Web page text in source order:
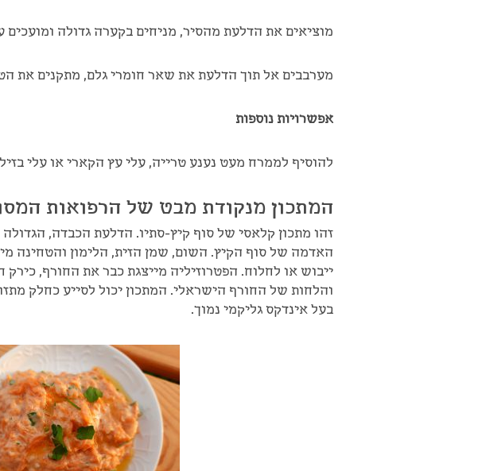
מוציאים את הדלעת מהסיר, מניחים בקערה גדולה ומועכים
מערבבים אל תוך הדלעת את שאר חומרי גלם, מתקנים את
אפשרויות נוספות
להוסיף לממרח מעט נענע טרייה, עלי עץ הקארי או עלי
המתכון מנקודת מבט של הרפואות
זהו מתכון קלאסי של סוף קיץ-סתיו. הדלעת הכבדה,
האדמה של סוף הקיץ. השום, שמן הזית, הלימון והטחינה
ייבוש או לחלוח. הפטרוזיליה מייצגת כבר את החורף,
והלחות של החורף הישראלי. המתכון יכול לסייע כחלק
בעל אינדקס גליקמי נמוך.